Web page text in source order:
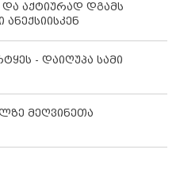
აქტიურად დგამს
- დაიღუპა სამი
მეღვინეთა